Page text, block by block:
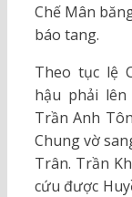
Chế Mân
báo tang.
Theo tục lệ
hậu phải
Trần Anh
Chung vờ
Trân. Trần
cứu được